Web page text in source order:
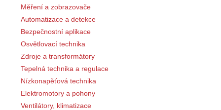
Měření a zobrazovače
Automatizace a detekce
Bezpečnostní aplikace
Osvětlovací technika
Zdroje a transformátory
Tepelná technika a regulace
Nízkonapěťová technika
Elektromotory a pohony
Ventilátory, klimatizace